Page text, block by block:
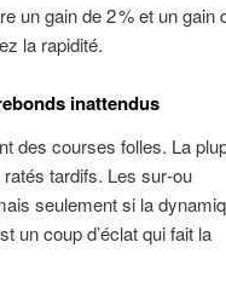
un gain de 2 % et un gain
la rapidité.
inattendus
des courses folles. La
tardifs. Les sur‑ou
seulement si la
un coup d’éclat qui fait la